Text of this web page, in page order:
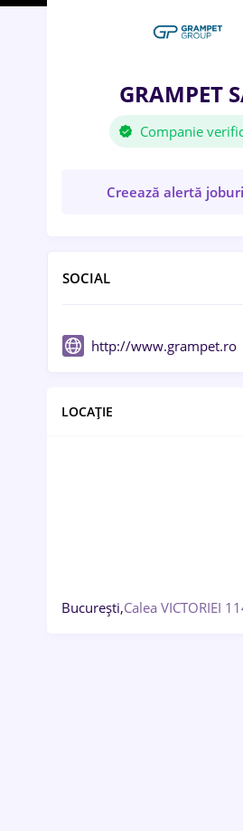
GRAMPET
Companie
Creează alertă
SOCIAL
http://www.grampet.ro
LOCAȚIE
București,Calea VICTORIEI